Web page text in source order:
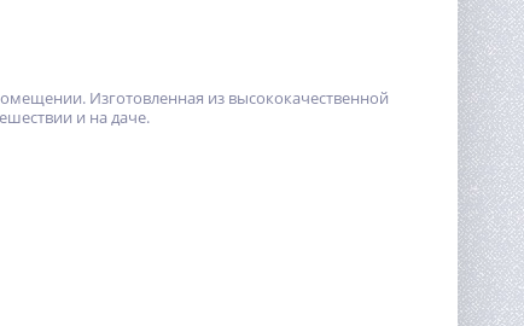
Изготовленная из высококачественной
и на даче.